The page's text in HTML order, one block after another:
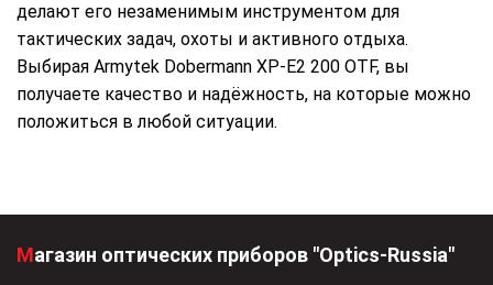
делают его незаменимым инструментом для
тактических задач, охоты и активного отдыха.
Выбирая Armytek Dobermann XP-E2 200 OTF, вы
получаете качество и надёжность, на которые можно
положиться в любой ситуации.
Магазин оптических приборов "Optics-Russia"